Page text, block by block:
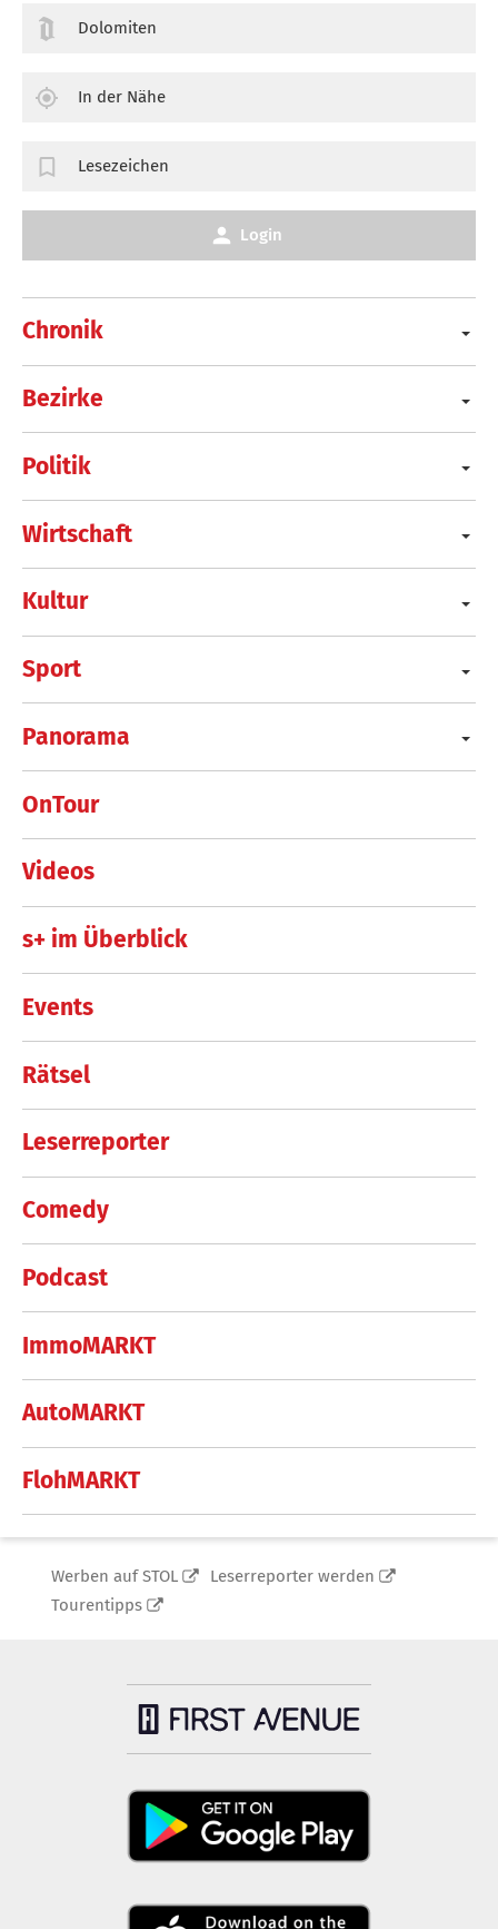
Chronik
Bezirke
Politik
Wirtschaft
Kultur
Sport
Panorama
OnTour
Videos
s+ im Überblick
Events
Rätsel
Leserreporter
Comedy
Podcast
ImmoMARKT
AutoMARKT
FlohMARKT
Dolomiten
In der Nähe
Lesezeichen
Login
Werben auf STOL
Leserreporter werden
Tourentipps